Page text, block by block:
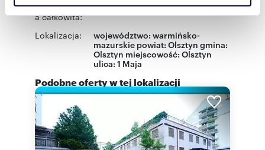
otrzymanymi od Ciebie lub uzyskanymi podczas
korzystania z ich usług.
Powierzchni
a całkowita:
185,20 m2
Lokalizacja: województwo: warmińsko-
mazurskie powiat: Olsztyn gmina:
Olsztyn miejscowość: Olsztyn
ulica:1 Maja
Podobne oferty w tej lokalizacji